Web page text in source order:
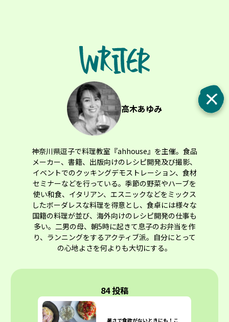
高木あゆみ
神奈川県逗子で料理教室『ahhouse』を主催。食品
メーカー、書籍、出版向けのレシピ開発及び撮影、
イベントでのクッキングデモストレーション、食材
セミナーなどを行っている。季節の野菜やハーブを
使い和食、イタリアン、エスニックなどをミックス
したボーダレスな料理を得意とし、食卓には様々な
国籍の料理が並び、海外向けのレシピ開発の仕事も
多い。二男の母、朝5時に起きて息子のお弁当を作
り、ランニングをするアクティブ派。自分にとって
の心地よさを何よりも大切にする。
84 投稿
暑さで食欲がないときにも！こ